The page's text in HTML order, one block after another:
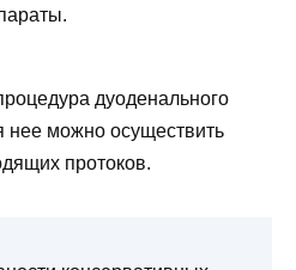
дуоденального
нее можно осуществить
протоков.